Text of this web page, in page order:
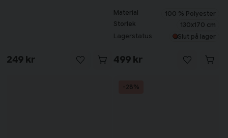
249 kr
Material
100 % Polyester
Storlek
130x170 cm
Lagerstatus Slut på lager
499 kr
-28%